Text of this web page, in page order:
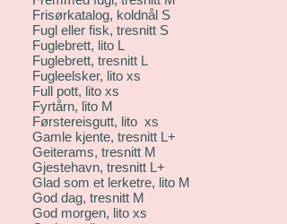
Frisørkatalog, koldnål S
Fugl eller fisk, tresnitt S
Fuglebrett, lito L
Fuglebrett, tresnitt L
Fugleelsker, lito xs
Full pott, lito xs
Fyrtårn, lito M
Førstereisgutt, lito xs
Gamle kjente, tresnitt L+
Geiterams, tresnitt M
Gjestehavn, tresnitt L+
Glad som et lerketre, lito M
God dag, tresnitt M
God morgen, lito xs